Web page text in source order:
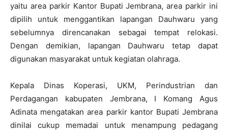
yaitu area parkir Kantor Bupati Jembrana, area parkir ini
dipilih untuk menggantikan lapangan Dauhwaru yang
sebelumnya direncanakan sebagai tempat relokasi.
Dengan demikian, lapangan Dauhwaru tetap dapat
digunakan masyarakat untuk kegiatan olahraga.
Kepala Dinas Koperasi, UKM, Perindustrian dan
Perdagangan kabupaten Jembrana, I Komang Agus
Adinata mengatakan area parkir kantor Bupati Jembrana
dinilai cukup memadai untuk menampung pedagang